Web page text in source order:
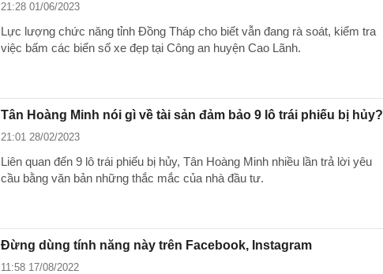
21:28 01/06/2023
Lực lượng chức năng tỉnh Đồng Tháp cho biết vẫn đang rà soát, kiểm tra
việc bấm các biển số xe đẹp tại Công an huyện Cao Lãnh.
Tân Hoàng Minh nói gì về tài sản đảm bảo 9 lô trái phiếu bị hủy?
21:01 28/02/2023
Liên quan đến 9 lô trái phiếu bị hủy, Tân Hoàng Minh nhiều lần trả lời yêu
cầu bằng văn bản những thắc mắc của nhà đầu tư.
Đừng dùng tính năng này trên Facebook, Instagram
11:58 17/08/2022